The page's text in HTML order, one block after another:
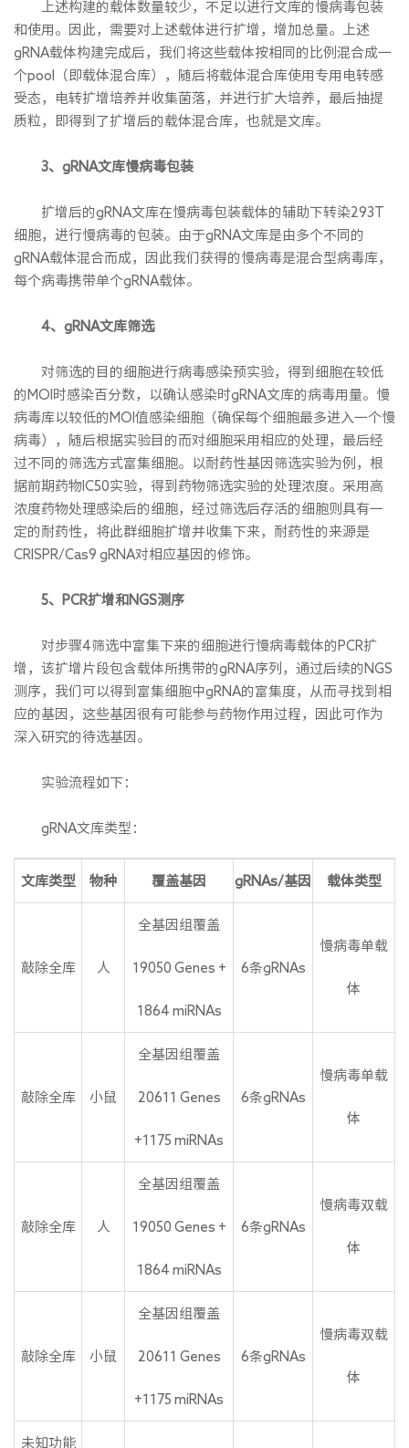
上述构建的载体数量较少，不足以进行文库的慢病毒包装
和使用。因此，需要对上述载体进行扩增，增加总量。上述
gRNA载体构建完成后，我们将这些载体按相同的比例混合成一
个pool（即载体混合库），随后将载体混合库使用专用电转感
受态，电转扩增培养并收集菌落，并进行扩大培养，最后抽提
质粒，即得到了扩增后的载体混合库，也就是文库。
3、gRNA文库慢病毒包装
扩增后的gRNA文库在慢病毒包装载体的辅助下转染293T
细胞，进行慢病毒的包装。由于gRNA文库是由多个不同的
gRNA载体混合而成，因此我们获得的慢病毒是混合型病毒库，
每个病毒携带单个gRNA载体。
4、gRNA文库筛选
对筛选的目的细胞进行病毒感染预实验，得到细胞在较低
的MOI时感染百分数，以确认感染时gRNA文库的病毒用量。慢
病毒库以较低的MOI值感染细胞（确保每个细胞最多进入一个慢
病毒），随后根据实验目的而对细胞采用相应的处理，最后经
过不同的筛选方式富集细胞。以耐药性基因筛选实验为例，根
据前期药物IC50实验，得到药物筛选实验的处理浓度。采用高
浓度药物处理感染后的细胞，经过筛选后存活的细胞则具有一
定的耐药性，将此群细胞扩增并收集下来，耐药性的来源是
CRlSPR/Cas9 gRNA对相应基因的修饰。
5、PCR扩增和NGS测序
对步骤4筛选中富集下来的细胞进行慢病毒载体的PCR扩
增，该扩增片段包含载体所携带的gRNA序列，通过后续的NGS
测序，我们可以得到富集细胞中gRNA的富集度，从而寻找到相
应的基因，这些基因很有可能参与药物作用过程，因此可作为
深入研究的待选基因。
实验流程如下：
gRNA文库类型：
文库类型 物种 覆盖基因 gRNAs/基因 载体类型
敲除全库 人
全基因组覆盖
19050 Genes +
1864 miRNAs
6条gRNAs
慢病毒单载
体
敲除全库 小鼠
全基因组覆盖
20611 Genes
+1175 miRNAs
6条gRNAs
慢病毒单载
体
敲除全库 人
全基因组覆盖
19050 Genes +
1864 miRNAs
6条gRNAs
慢病毒双载
体
敲除全库 小鼠
全基因组覆盖
20611 Genes
+1175 miRNAs
6条gRNAs
慢病毒双载
体
未知功能